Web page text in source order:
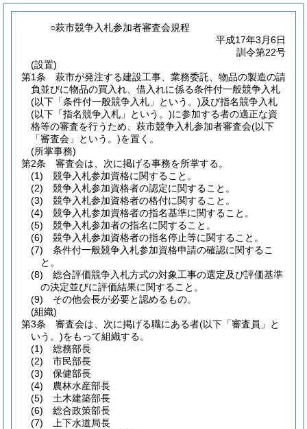
○萩市競争入札参加者審査会規程
平成17年3月6日
訓令第22号
(設置)
第1条
萩市が発注する建設工事、業務委託、物品の製造の請
負並びに物品の買入れ、借入れに係る条件付一般競争入札
(以下「条件付一般競争入札」という。)及び指名競争入札
(以下「指名競争入札」という。)に参加する者の適正な資
格等の審査を行うため、萩市競争入札参加者審査会(以下
「審査会」という。)を置く。
(所掌事務)
第2条
審査会は、次に掲げる事務を所掌する。
(1)
競争入札参加資格に関すること。
(2)
競争入札参加資格者の認定に関すること。
(3)
競争入札参加資格者の格付に関すること。
(4)
競争入札参加資格者の指名基準に関すること。
(5)
競争入札参加者の指名に関すること。
(6)
競争入札参加資格者の指名停止等に関すること。
(7)
条件付一般競争入札参加資格申請の確認に関するこ
と。
(8)
総合評価競争入札方式の対象工事の選定及び評価基準
の決定並びに評価結果に関すること。
(9)
その他会長が必要と認めるもの。
(組織)
第3条
審査会は、次に掲げる職にある者(以下「審査員」と
いう。)をもって組織する。
(1)
総務部長
(2)
市民部長
(3)
保健部長
(4)
農林水産部長
(5)
土木建築部長
(6)
総合政策部長
(7)
上下水道局長